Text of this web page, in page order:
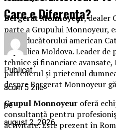
Bergerat Monnoyeur, dealer
parte a Grupului Monnoyeur,
al producătorului american
Republica Moldova. Leader
tehnice și financiare
partenerul și prietenul
despre Bergerat Monnoyeur
Grupul Monnoyeur oferă
consultanță pentru
activitate. Este prezent în
Care e Diferența?
Publicat
acum 5 zile
pe
august 2, 2026